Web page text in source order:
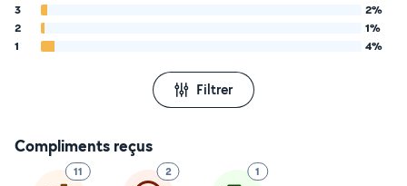
3
2%
2
1%
1
4%
Filtrer
Compliments reçus
11 2 1